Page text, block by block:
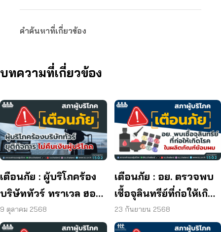
คำค้นหาที่เกี่ยวข้อง
บทความที่เกี่ยวข้อง
เตือนภัย : ผู้บริโภคร้อง
บริษัททัวร์ ทราเวล ฮอลิ
เดย์ ยุติกิจการ ไม่คืนเงิน
ผู้บริโภค
9 ตุลาคม 2568
เตือนภัย : อย. ตรวจพบ
เชื้อจุลินทรีย์ที่ก่อให้เกิด
โรค และพบแบคทีเรีย
ยีสต์ และรา เกิน
23 กันยายน 2568